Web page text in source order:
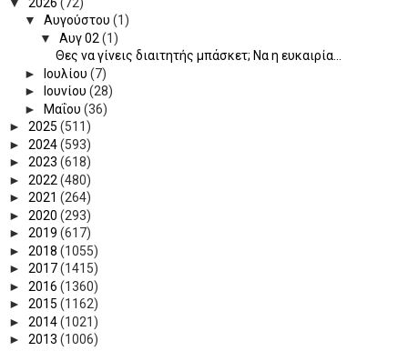
▼ Αυγούστου (1)
▼ Αυγ 02 (1)
Θες να γίνεις διαιτητής μπάσκετ; Να η ευκαιρία...
►
Ιουλίου (7)
►
Ιουνίου (28)
►
Μαΐου (36)
► 2025 (511)
► 2024(593)
► 2023 (618)
► 2022 (480)
► 2021 (264)
► 2020 (293)
► 2019 (617)
► 2018 (1055)
► 2017(1415)
► 2016 (1360)
► 2015 (1162)
► 2014(1021)
► 2013 (1006)